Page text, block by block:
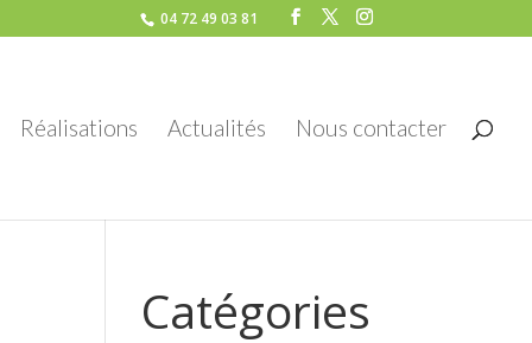
04 72 49 03 81
Réalisations Actualités Nous contacter
Catégories